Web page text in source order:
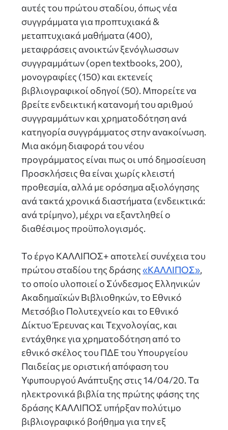
αυτές του πρώτου σταδίου, όπως νέα
συγγράμματα για προπτυχιακά &
μεταπτυχιακά μαθήματα (400),
μεταφράσεις ανοικτών ξενόγλωσσων
συγγραμμάτων (open textbooks, 200),
μονογραφίες (150) και εκτενείς
βιβλιογραφικοί οδηγοί (50). Μπορείτε να
βρείτε ενδεικτική κατανομή του αριθμού
συγγραμμάτων και χρηματοδότηση ανά
κατηγορία συγγράμματος στην ανακοίνωση.
Μια ακόμη διαφορά του νέου
προγράμματος είναι πως οι υπό δημοσίευση
Προσκλήσεις θα είναι χωρίς κλειστή
προθεσμία, αλλά με ορόσημα αξιολόγησης
ανά τακτά χρονικά διαστήματα (ενδεικτικά:
ανά τρίμηνο), μέχρι να εξαντληθεί ο
διαθέσιμος προϋπολογισμός.
Το έργο ΚΑΛΛΙΠΟΣ+ αποτελεί συνέχεια του
πρώτου σταδίου της δράσης«ΚΑΛΛΙΠΟΣ»,
το οποίο υλοποιεί ο Σύνδεσμος Ελληνικών
Ακαδημαϊκών Βιβλιοθηκών, το Εθνικό
Μετσόβιο Πολυτεχνείο και το Εθνικό
Δίκτυο Έρευνας και Τεχνολογίας, και
εντάχθηκε για χρηματοδότηση από το
εθνικό σκέλος του ΠΔΕ του Υπουργείου
Παιδείας με οριστική απόφαση του
Υφυπουργού Ανάπτυξης στις 14/04/20. Τα
ηλεκτρονικά βιβλία της πρώτης φάσης της
δράσης ΚΑΛΛΙΠΟΣ υπήρξαν πολύτιμο
βιβλιογραφικό βοήθημα για την εξ